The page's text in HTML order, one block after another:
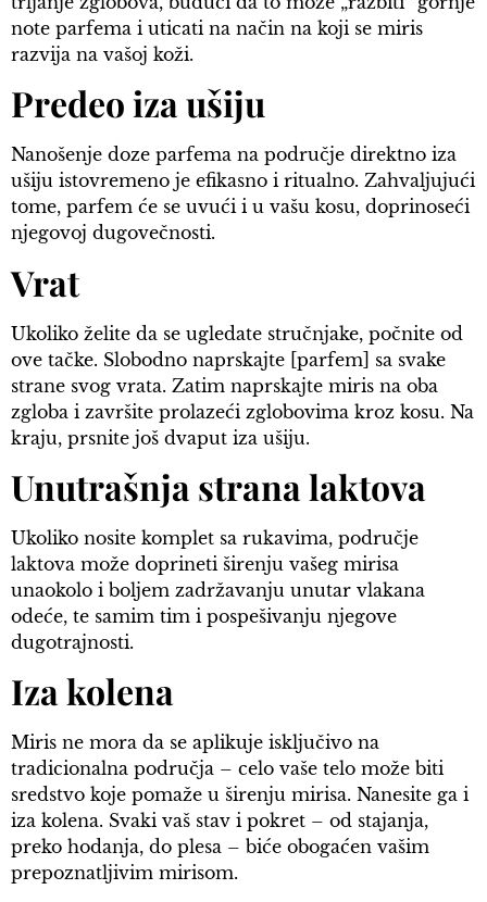
note parfema i uticati na način na koji se miris
razvija na vašoj koži.
Predeo iza ušiju
Nanošenje doze parfema na područje direktno iza
ušiju istovremeno je efikasno i ritualno. Zahvaljujući
tome, parfem će se uvući i u vašu kosu, doprinoseći
njegovoj dugovečnosti.
Vrat
Ukoliko želite da se ugledate stručnjake, počnite od
ove tačke. Slobodno naprskajte [parfem] sa svake
strane svog vrata. Zatim naprskajte miris na oba
zgloba i završite prolazeći zglobovima kroz kosu. Na
kraju, prsnite još dvaput iza ušiju.
Unutrašnja strana laktova
Ukoliko nosite komplet sa rukavima, područje
laktova može doprineti širenju vašeg mirisa
unaokolo i boljem zadržavanju unutar vlakana
odeće, te samim tim i pospešivanju njegove
dugotrajnosti.
Iza kolena
Miris ne mora da se aplikuje isključivo na
tradicionalna područja – celo vaše telo može biti
sredstvo koje pomaže u širenju mirisa. Nanesite ga i
iza kolena. Svaki vaš stav i pokret – od stajanja,
preko hodanja, do plesa – biće obogaćen vašim
prepoznatljivim mirisom.